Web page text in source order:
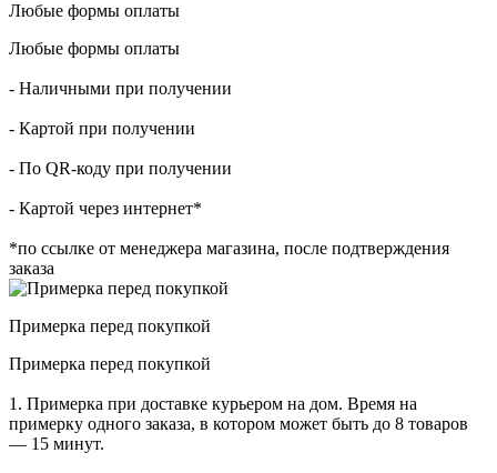
Любые формы оплаты
Любые формы оплаты
- Наличными при получении
- Картой при получении
- По QR-коду при получении
- Картой через интернет*
*по ссылке от менеджера магазина, после подтверждения
заказа
Примерка перед покупкой
Примерка перед покупкой
1. Примерка при доставке курьером на дом. Время на
примерку одного заказа, в котором может быть до 8 товаров
— 15 минут.